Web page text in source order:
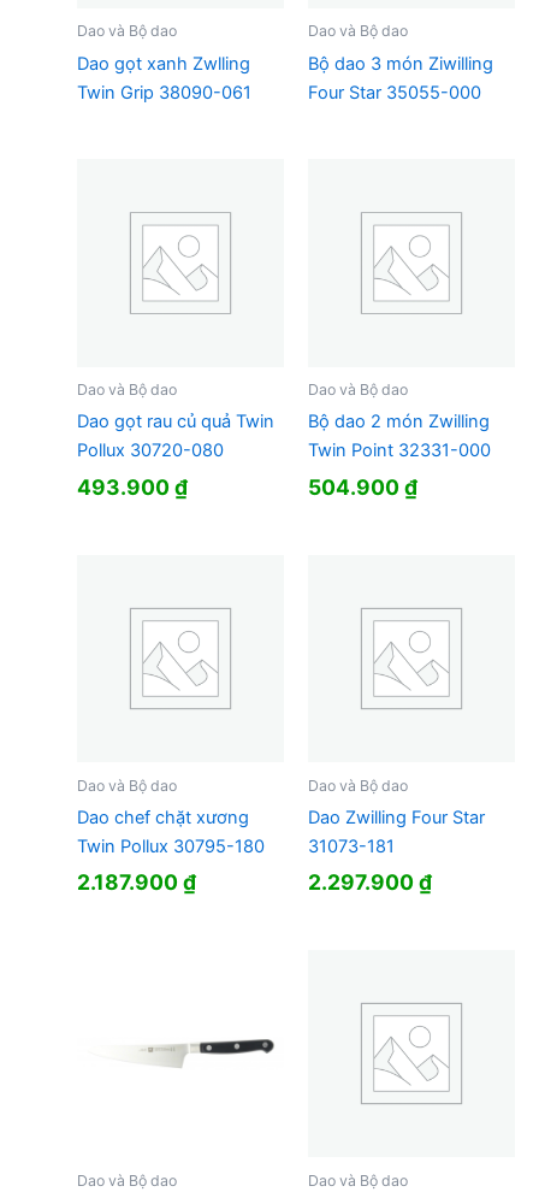
Dao và Bộ dao
Dao gọt xanh Zwlling
Twin Grip 38090-061
Dao và Bộ dao
Bộ dao 3 món Ziwilling
Four Star 35055-000
Dao và Bộ dao
Dao gọt rau củ quả Twin
Pollux 30720-080
493.900₫
Dao và Bộ dao
Bộ dao 2 món Zwilling
Twin Point 32331-000
504.900₫
Dao và Bộ dao
Dao chef chặt xương
Twin Pollux 30795-180
2.187.900₫
Dao và Bộ dao
Dao Zwilling Four Star
31073-181
2.297.900₫
Dao và Bộ dao Dao và Bộ dao